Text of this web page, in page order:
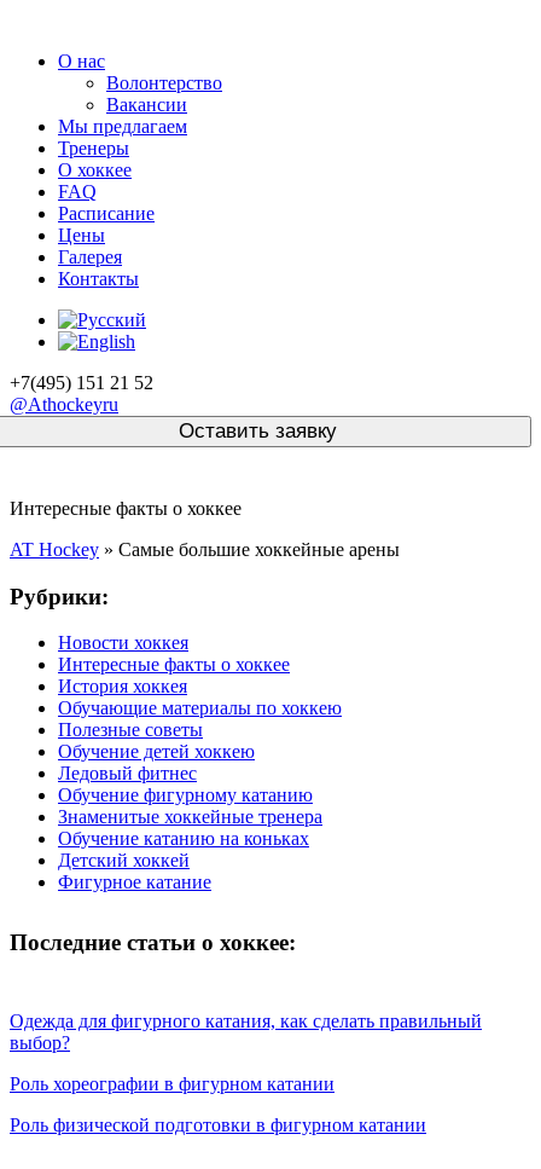
О нас
Волонтерство
Вакансии
Мы предлагаем
Тренеры
О хоккее
FAQ
Расписание
Цены
Галерея
Контакты
+7(495) 151 21 52
@Athockeyru
Интересные факты о хоккее
AT Hockey » Самые большие хоккейные арены
Рубрики:
Новости хоккея
Интересные факты о хоккее
История хоккея
Обучающие материалы по хоккею
Полезные советы
Обучение детей хоккею
Ледовый фитнес
Обучение фигурному катанию
Знаменитые хоккейные тренера
Обучение катанию на коньках
Детский хоккей
Фигурное катание
Последние статьи о хоккее:
Одежда для фигурного катания, как сделать правильный
выбор?
Роль хореографии в фигурном катании
Роль физической подготовки в фигурном катании